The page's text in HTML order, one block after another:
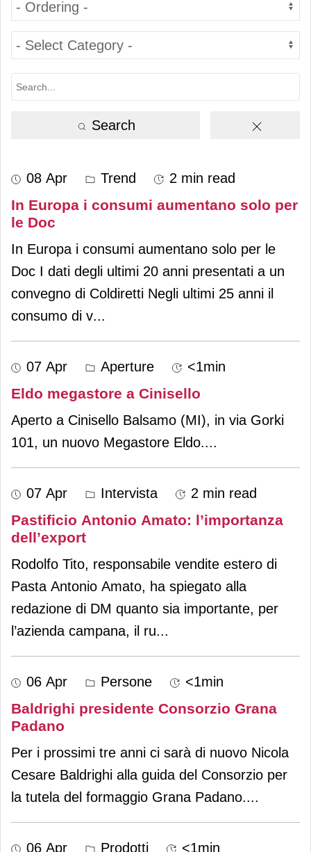
Search
08 Apr Trend 2 min read
In Europa i consumi aumentano solo per
le Doc
In Europa i consumi aumentano solo per le
Doc I dati degli ultimi 20 anni presentati a un
convegno di Coldiretti Negli ultimi 25 anni il
consumo di v...
07 Apr Aperture <1min
Eldo megastore a Cinisello
Aperto a Cinisello Balsamo (MI), in via Gorki
101, un nuovo Megastore Eldo....
07 Apr Intervista 2 min read
Pastificio Antonio Amato: l’importanza
dell’export
Rodolfo Tito, responsabile vendite estero di
Pasta Antonio Amato, ha spiegato alla
redazione di DM quanto sia importante, per
l’azienda campana, il ru...
06 Apr Persone <1min
Baldrighi presidente Consorzio Grana
Padano
Per i prossimi tre anni ci sarà di nuovo Nicola
Cesare Baldrighi alla guida del Consorzio per
la tutela del formaggio Grana Padano....
06 Apr Prodotti <1min